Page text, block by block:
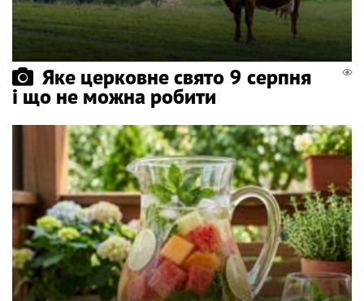
Яке церковне свято 9 серпня
і що не можна робити